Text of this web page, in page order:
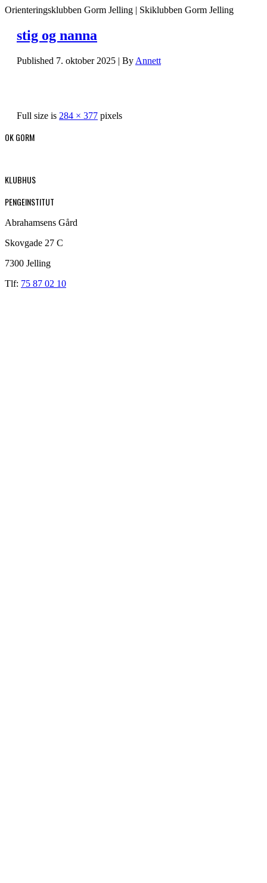
Orienteringsklubben Gorm Jelling | Skiklubben Gorm Jelling
stig og nanna
Published 7. oktober 2025 | By Annett
Full size is 284 × 377 pixels
OK GORM
KLUBHUS
PENGEINSTITUT
Abrahamsens Gård
Skovgade 27 C
7300 Jelling
Tlf: 75 87 02 10